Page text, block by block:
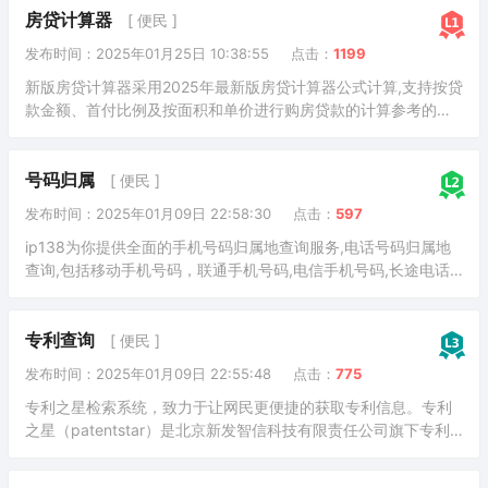
房贷计算器 [ 便民 ]
发布时间：2025年01月25日 10:38:55 点击： 1199
新版房贷计算器采用2025年最新版房贷计算器公式计算,支持按贷
款金额、首付比例及按面积和单价进行购房贷款的计算参考的多
号码归属 [ 便民 ]
发布时间：2025年01月09日 22:58:30 点击： 597
ip138为你提供全面的手机号码归属地查询服务,电话号码归属地
查询,包括移动手机号码，联通手机号码,电信手机号码,长途电话
专利查询 [ 便民 ]
发布时间：2025年01月09日 22:55:48 点击： 775
专利之星检索系统，致力于让网民更便捷的获取专利信息。专利
之星（patentstar）是北京新发智信科技有限责任公司旗下专利